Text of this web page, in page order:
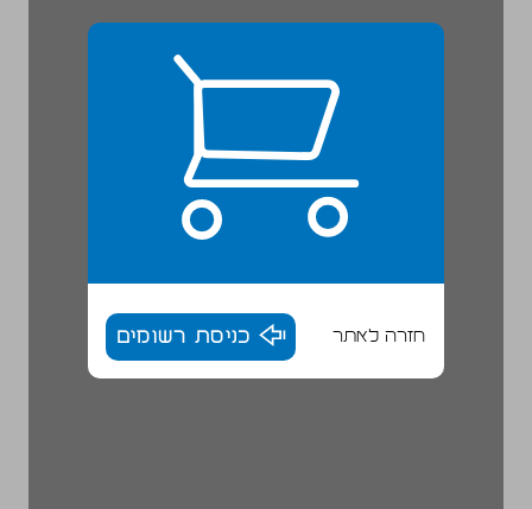
חזרה לאתר כניסת רשומים